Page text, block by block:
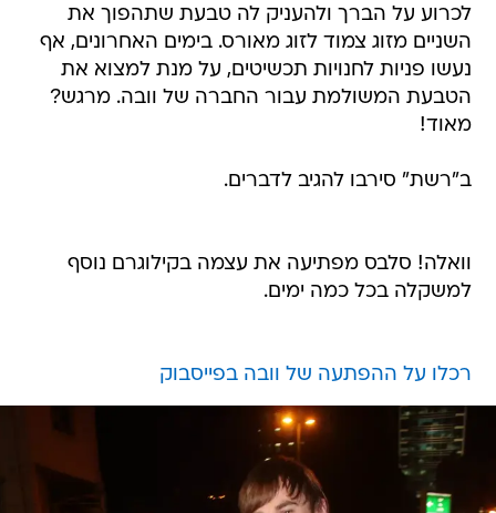
לכרוע על הברך ולהעניק לה טבעת שתהפוך את
השניים מזוג צמוד לזוג מאורס. בימים האחרונים, אף
נעשו פניות לחנויות תכשיטים, על מנת למצוא את
הטבעת המשולמת עבור החברה של וובה. מרגש?
מאוד!
ב"רשת" סירבו להגיב לדברים.
וואלה! סלבס מפתיעה את עצמה בקילוגרם נוסף
למשקלה בכל כמה ימים.
רכלו על ההפתעה של וובה בפייסבוק